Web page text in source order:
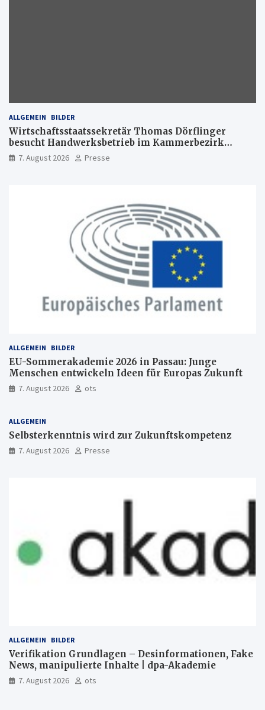
ALLGEMEIN BILDER
Wirtschaftsstaatssekretär Thomas Dörflinger
besucht Handwerksbetrieb im Kammerbezirk
Freiburg
7. August 2026 Presse
ALLGEMEIN BILDER
EU-Sommerakademie 2026 in Passau: Junge
Menschen entwickeln Ideen für Europas Zukunft
7. August 2026 ots
ALLGEMEIN
Selbsterkenntnis wird zur Zukunftskompetenz
7. August 2026 Presse
ALLGEMEIN BILDER
Verifikation Grundlagen – Desinformationen, Fake
News, manipulierte Inhalte | dpa-Akademie
7. August 2026 ots